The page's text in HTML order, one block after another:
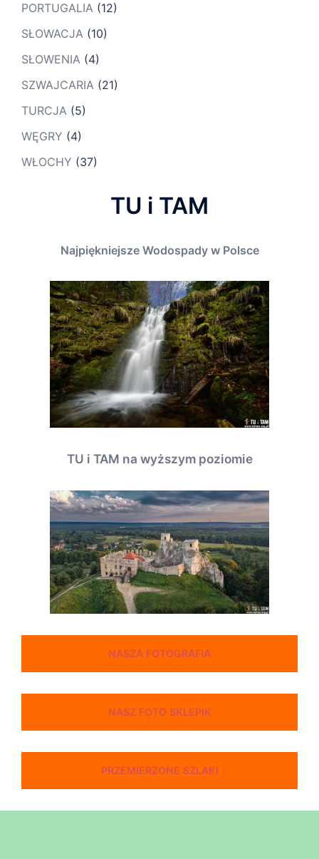
PORTUGALIA (12)
SŁOWACJA (10)
SŁOWENIA (4)
SZWAJCARIA (21)
TURCJA (5)
WĘGRY (4)
WŁOCHY (37)
TU i TAM
Najpiękniejsze Wodospady w Polsce
TU i TAM na wyższym poziomie
NASZA FOTOGRAFIA
NASZ FOTO SKLEPIK
PRZEMIERZONE SZLAKI